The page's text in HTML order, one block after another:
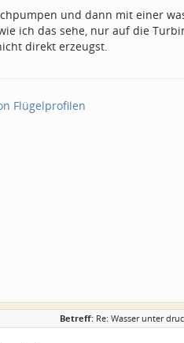
und dann mit einer
ich das sehe, nur auf die
direkt erzeugst.
Flügelprofilen
Betreff: Re: Wasser unter